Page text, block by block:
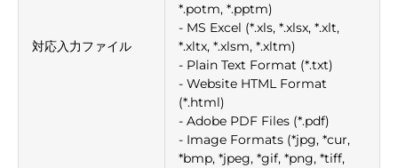
対応入力ファイル
*.potm, *.pptm)
- MS Excel (*.xls, *.xlsx, *.xlt,
*.xltx, *.xlsm, *.xltm)
- Plain Text Format (*.txt)
- Website HTML Format
(*.html)
- Adobe PDF Files (*.pdf)
- Image Formats (*jpg, *cur,
*bmp, *jpeg, *gif, *png, *tiff,